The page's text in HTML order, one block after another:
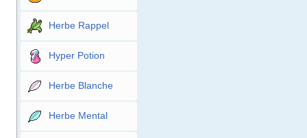
Herbe Rappel
Hyper Potion
Herbe Blanche
Herbe Mental